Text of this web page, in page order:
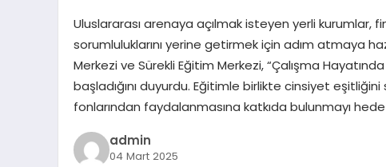
Uluslararası arenaya açılmak isteyen yerli
sorumluluklarını yerine getirmek için adım atmaya
Merkezi ve Sürekli Eğitim Merkezi, “Çalışma
başladığını duyurdu. Eğitimle birlikte cinsiyet
fonlarından faydalanmasına katkıda bulunmayı
admin
04 Mart 2025